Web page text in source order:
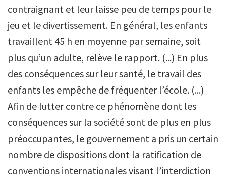
contraignant et leur laisse peu de temps pour le
jeu et le divertissement. En général, les enfants
travaillent 45 h en moyenne par semaine, soit
plus qu’un adulte, relève le rapport. (...) En plus
des conséquences sur leur santé, le travail des
enfants les empêche de fréquenter l’école. (...)
Afin de lutter contre ce phénomène dont les
conséquences sur la société sont de plus en plus
préoccupantes, le gouvernement a pris un certain
nombre de dispositions dont la ratification de
conventions internationales visant l’interdiction